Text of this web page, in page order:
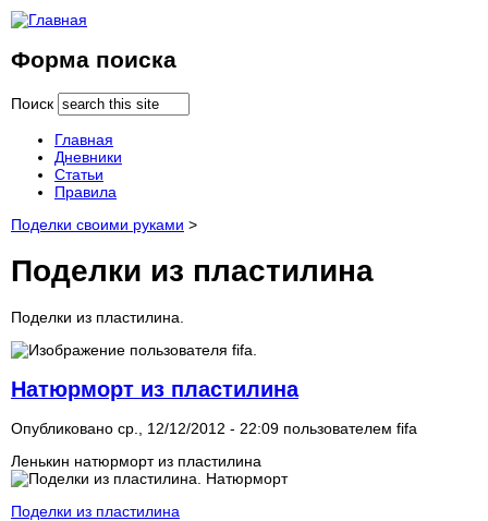
Форма поиска
Поиск
Главная
Дневники
Статьи
Правила
Поделки своими руками >
Поделки из пластилина
Поделки из пластилина.
Натюрморт из пластилина
Опубликовано ср., 12/12/2012 - 22:09 пользователем fifa
Ленькин натюрморт из пластилина
Поделки из пластилина